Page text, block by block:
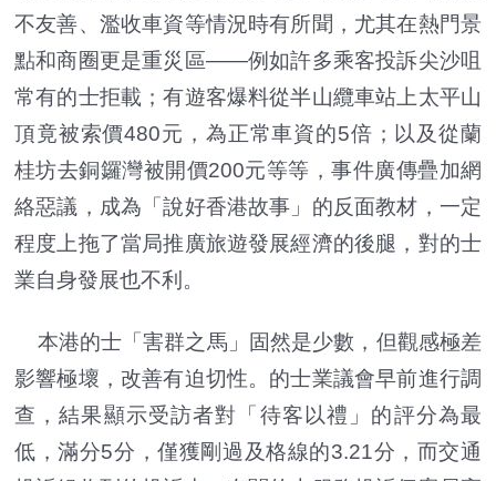
不友善、濫收車資等情況時有所聞，尤其在熱門景
點和商圈更是重災區——例如許多乘客投訴尖沙咀
常有的士拒載；有遊客爆料從半山纜車站上太平山
頂竟被索價480元，為正常車資的5倍；以及從蘭
桂坊去銅鑼灣被開價200元等等，事件廣傳疊加網
絡惡議，成為「說好香港故事」的反面教材，一定
程度上拖了當局推廣旅遊發展經濟的後腿，對的士
業自身發展也不利。
本港的士「害群之馬」固然是少數，但觀感極差
影響極壞，改善有迫切性。的士業議會早前進行調
查，結果顯示受訪者對「待客以禮」的評分為最
低，滿分5分，僅獲剛過及格線的3.21分，而交通